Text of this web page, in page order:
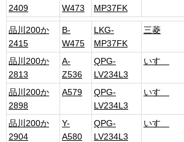
2409
W473
MP37FK
品川200か
2415
B-
W475
LKG-
MP37FK
三菱
品川200か
2813
A-
Z536
QPG-
LV234L3
いすゞ
品川200か
2898
A579
QPG-
LV234L3
いすゞ
品川200か
2904
Y-
A580
QPG-
LV234L3
いすゞ